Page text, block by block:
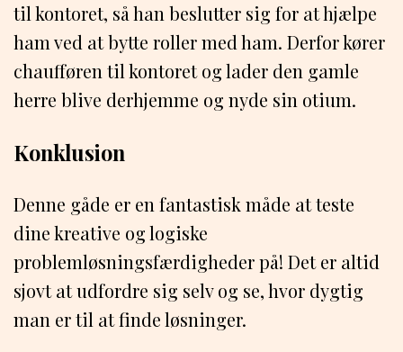
til kontoret, så han beslutter sig for at hjælpe
ham ved at bytte roller med ham. Derfor kører
chaufføren til kontoret og lader den gamle
herre blive derhjemme og nyde sin otium.
Konklusion
Denne gåde er en fantastisk måde at teste
dine kreative og logiske
problemløsningsfærdigheder på! Det er altid
sjovt at udfordre sig selv og se, hvor dygtig
man er til at finde løsninger.